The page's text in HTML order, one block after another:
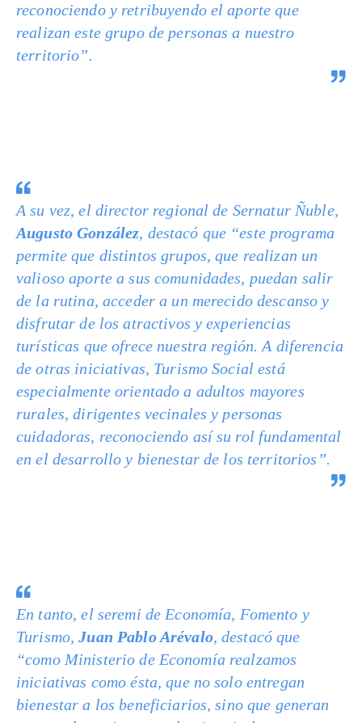
reconociendo y retribuyendo el aporte que
realizan este grupo de personas a nuestro
territorio”.
A su vez, el director regional de Sernatur Ñuble,
Augusto González, destacó que “este programa
permite que distintos grupos, que realizan un
valioso aporte a sus comunidades, puedan salir
de la rutina, acceder a un merecido descanso y
disfrutar de los atractivos y experiencias
turísticas que ofrece nuestra región. A diferencia
de otras iniciativas, Turismo Social está
especialmente orientado a adultos mayores
rurales, dirigentes vecinales y personas
cuidadoras, reconociendo así su rol fundamental
en el desarrollo y bienestar de los territorios”.
En tanto, el seremi de Economía, Fomento y
Turismo,Juan Pablo Arévalo, destacó que
“como Ministerio de Economía realzamos
iniciativas como ésta, que no solo entregan
bienestar a los beneficiarios, sino que generan